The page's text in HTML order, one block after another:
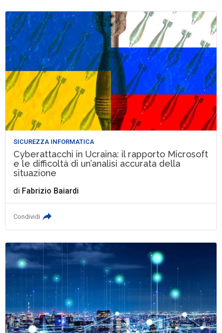
SICUREZZA INFORMATICA
Cyberattacchi in Ucraina: il rapporto Microsoft
e le difficoltà di un’analisi accurata della
situazione
di Fabrizio Baiardi
Condividi